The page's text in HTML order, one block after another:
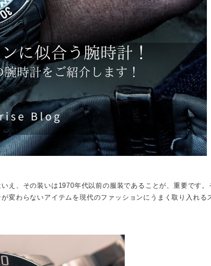
え、その装いは1970年代以前の服装であることが、重要です
変わらないアイテムを現代のファッションにうまく取り入れ